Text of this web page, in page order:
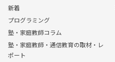
新着
プログラミング
塾・家庭教師コラム
塾・家庭教師・通信教育の取材・レ
ポート